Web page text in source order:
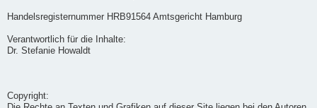
Handelsregisternummer HRB91564 Amtsgericht Hamburg
Verantwortlich für die Inhalte:
Dr. Stefanie Howaldt
Copyright: